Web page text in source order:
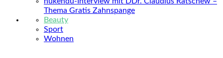
Thema Gratis Zahnspange
Beauty
Sport
Wohnen